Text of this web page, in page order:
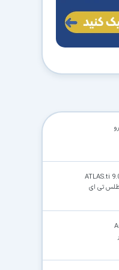
ATLAS.ti
تی ای